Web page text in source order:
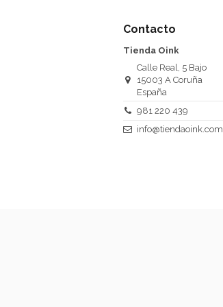
Contacto
Tienda Oink
Calle Real, 5 Bajo
15003 A Coruña
España
981 220 439
info@tiendaoink.com